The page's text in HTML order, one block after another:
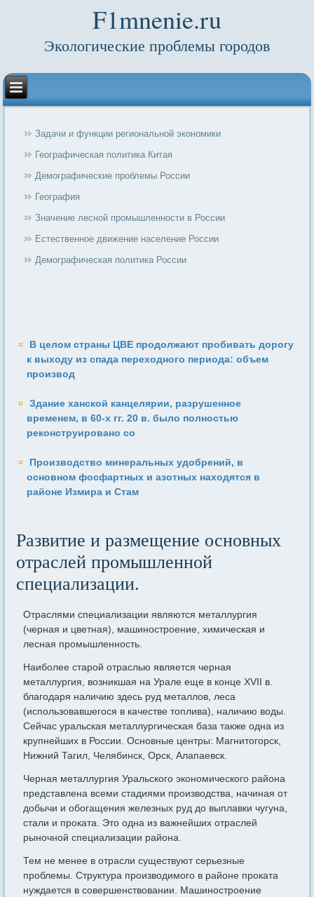
F1mnenie.ru
Экологические проблемы городов
Задачи и функции региональной экономики
Географическая политика Китая
Демографические проблемы России
География
Значение лесной промышленности в России
Естественное движение население России
Демографическая политика России
В целом страны ЦВЕ продолжают пробивать дорогу
к выходу из спада переходного периода: объем
производ
Здание ханской канцелярии, разрушенное
временем, в 60-х гг. 20 в. было полностью
реконструировано со
Производство минеральных удобрений, в
основном фосфартных и азотных находятся в
районе Измира и Стам
Развитие и размещение основных
отраслей промышленной
специализации.
Отраслями специализации являются металлургия
(черная и цветная), машиностроение, химическая и
лесная промышленность.
Наиболее старой отраслью является черная
металлургия, возникшая на Урале еще в конце XVII в.
благодаря наличию здесь руд металлов, леса
(использовавшегося в качестве топлива), наличию воды.
Сейчас уральская металлургическая база также одна из
крупнейших в России. Основные центры: Магнитогорск,
Нижний Тагил, Челябинск, Орск, Алапаевск.
Черная металлургия Уральского экономического района
представлена всеми стадиями производства, начиная от
добычи и обогащения железных руд до выплавки чугуна,
стали и проката. Это одна из важнейших отраслей
рыночной специализации района.
Тем не менее в отрасли существуют серьезные
проблемы. Структура производимого в районе проката
нуждается в совершенствовании. Машиностроение